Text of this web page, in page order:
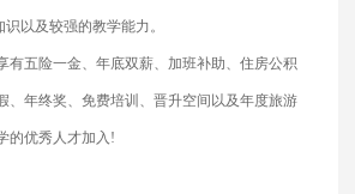
以及较强的教学能力。
有五险一金、年底双薪、加班补助、住房公积
、年终奖、免费培训、晋升空间以及年度旅游
的优秀人才加入!